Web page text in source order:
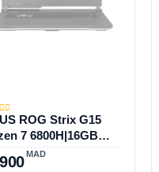
ROG Strix G15
7 6800H|16GB
3060
MAD